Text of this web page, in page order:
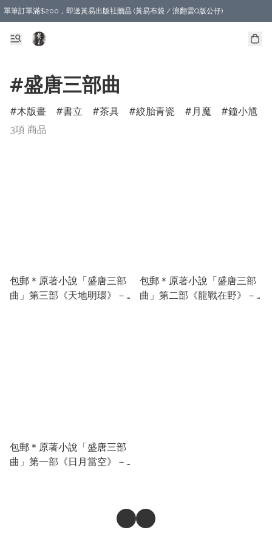
單筆訂單滿$200，即送黃易出版社贈品 (黃易布袋 / 浪翻雲Q版公仔)
#盛唐三部曲
木版畫 書立 茶具 絞胎青瓷 月魔
鐘小馗
3項 商品
包郵＊原著小說「盛唐三部
曲」第三部《天地明環》－
包郵＊原著小說「盛唐三部
曲」第二部《龍戰在野》－
包郵＊原著小說「盛唐三部
曲」第一部《日月當空》－